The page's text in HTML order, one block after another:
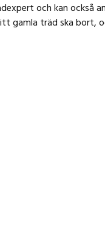
och kan också
gamla träd ska bort,